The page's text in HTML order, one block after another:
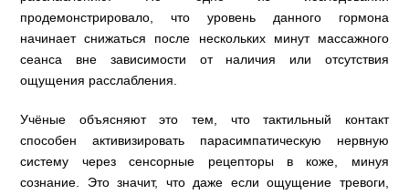
продемонстрировало, что уровень данного гормона
начинает снижаться после нескольких минут массажного
сеанса вне зависимости от наличия или отсутствия
ощущения расслабления.
Учёные объясняют это тем, что тактильный контакт
способен активизировать парасимпатическую нервную
систему через сенсорные рецепторы в коже, минуя
сознание. Это значит, что даже если ощущение тревоги,